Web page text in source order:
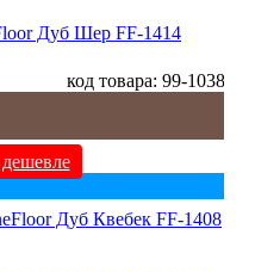
Дуб Шер FF-1414
код товара: 99-1038